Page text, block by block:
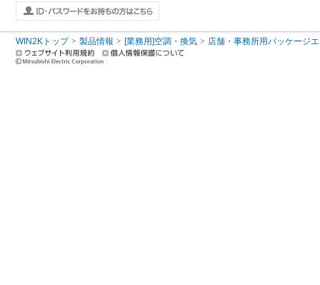
WIN2Kトップ 製品情報 [業務用]空調・換気 店舗・事務所用パッケージ